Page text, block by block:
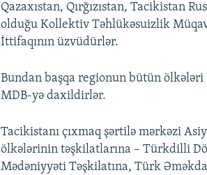
Qazaxıstan, Qırğızıstan, Tacikistan
olduğu Kollektiv Təhlükəsuizlik
İttifaqının üzvüdürlər.
Bundan başqa regionun bütün ölkələri
MDB-yə daxildirlər.
Tacikistanı çıxmaq şərtilə mərkəzi
ölkələrinin təşkilatlarına – Türkdilli
Mədəniyyəti Təşkilatına, Türk